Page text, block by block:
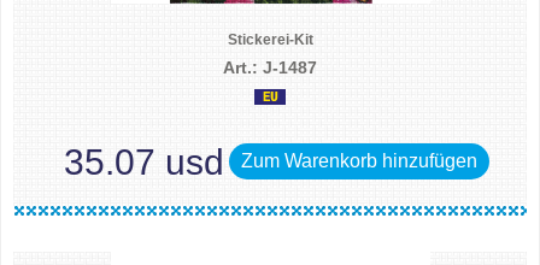
Stickerei-Kit
Art.: J-1487
35.07 usd Zum Warenkorb hinzufügen